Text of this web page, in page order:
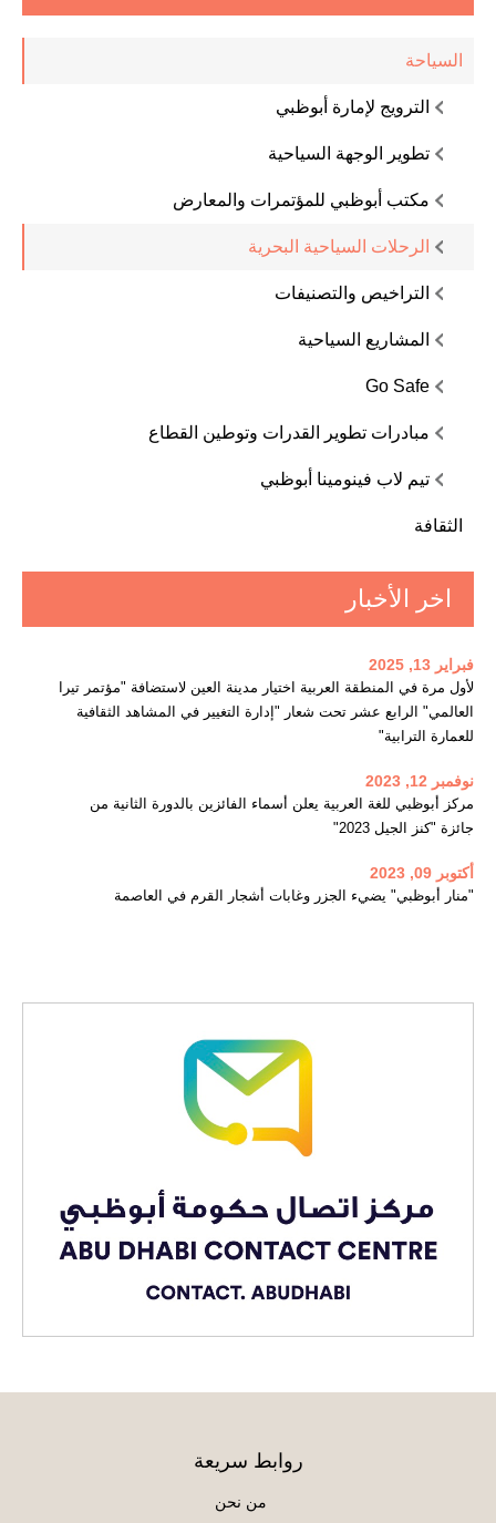
السياحة
الترويج لإمارة أبوظبي
تطوير الوجهة السياحية
مكتب أبوظبي للمؤتمرات والمعارض
الرحلات السياحية البحرية
التراخيص والتصنيفات
المشاريع السياحية
Go Safe
مبادرات تطوير القدرات وتوطين القطاع
تيم لاب فينومينا أبوظبي
الثقافة
اخر الأخبار
فبراير 13, 2025
لأول مرة في المنطقة العربية اختيار مدينة العين لاستضافة "مؤتمر تيرا
العالمي" الرابع عشر تحت شعار "إدارة التغيير في المشاهد الثقافية
للعمارة الترابية"
نوفمبر 12, 2023
مركز أبوظبي للغة العربية يعلن أسماء الفائزين بالدورة الثانية من
جائزة "كنز الجيل 2023"
أكتوبر 09, 2023
"منار أبوظبي" يضيء الجزر وغابات أشجار القرم في العاصمة
روابط سريعة
من نحن